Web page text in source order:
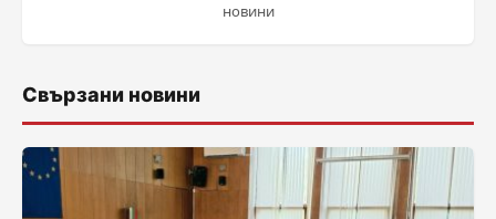
новини
Свързани новини